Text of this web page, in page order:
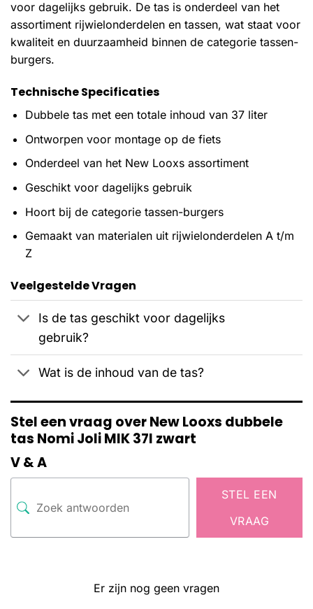
voor dagelijks gebruik. De tas is onderdeel van het
assortiment rijwielonderdelen en tassen, wat staat voor
kwaliteit en duurzaamheid binnen de categorie tassen-
burgers.
Technische Specificaties
Dubbele tas met een totale inhoud van 37 liter
Ontworpen voor montage op de fiets
Onderdeel van het New Looxs assortiment
Geschikt voor dagelijks gebruik
Hoort bij de categorie tassen-burgers
Gemaakt van materialen uit rijwielonderdelen A t/m
Z
Veelgestelde Vragen
Is de tas geschikt voor dagelijks
gebruik?
Wat is de inhoud van de tas?
Stel een vraag over New Looxs dubbele
tas Nomi Joli MIK 37l zwart
V & A
STEL EEN
VRAAG
Er zijn nog geen vragen